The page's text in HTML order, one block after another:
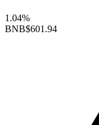
1.04%
BNB$601.94